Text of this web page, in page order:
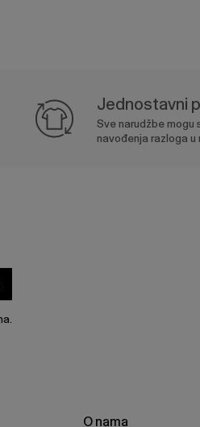
Jednostavni
Sve narudžbe mogu
navođenja razloga u
O nama